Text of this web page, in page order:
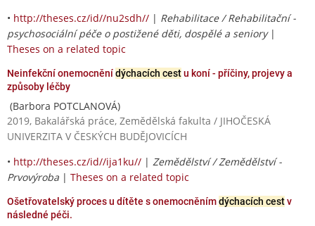
• http://theses.cz/id//nu2sdh// | Rehabilitace / Rehabilitační -
psychosociální péče o postižené děti, dospělé a seniory|
Theses on a related topic
Neinfekční onemocněnídýchacích cestu koní - příčiny, projevy a
způsoby léčby
(Barbora POTCLANOVÁ)
2019, Bakalářská práce, Zemědělská fakulta / JIHOČESKÁ
UNIVERZITA V ČESKÝCH BUDĚJOVICÍCH
• http://theses.cz/id//ija1ku// | Zemědělství / Zemědělství -
Prvovýroba | Theses on a related topic
Ošetřovatelský proces u dítěte s onemocněnímdýchacích cestv
následné péči.